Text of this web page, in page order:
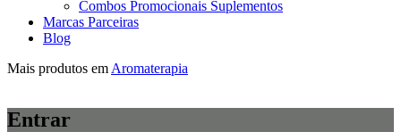
Combos Promocionais Suplementos
Marcas Parceiras
Blog
Mais produtos em Aromaterapia
Entrar